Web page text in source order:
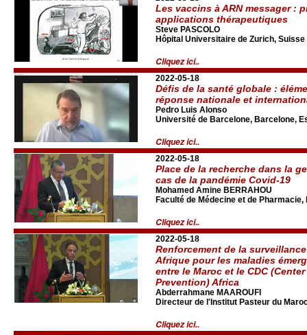
Les vaccins à ARN messager :
applications thérapeutiques
Steve PASCOLO
Hôpital Universitaire de Zurich, Suisse
Cliquez ici..
2022-05-18
Défis de la santé globale :
réponse nationale et
Pedro Luis Alonso
Université de Barcelone, Barcelone,
Cliquez ici..
2022-05-18
Place de la recherche dans la
cas de la pandémie Covid-19
Mohamed Amine BERRAHOU
Faculté de Médecine et de Pharmacie,
Cliquez ici..
2022-05-18
Renforcement de la
Afrique pour les maladies
entre le Maroc et le CDC
Prevention) Africa
Abderrahmane MAAROUFI
Directeur de l'Institut Pasteur du
Cliquez ici..